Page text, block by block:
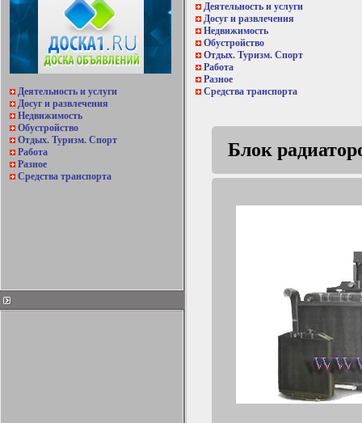
Деятельность и услуги
Досуг и развлечения
Недвижимость
Обустройство
Отдых. Туризм. Спорт
Работа
Разное
Средства транспорта
Деятельность и услуги
Досуг и развлечения
Недвижимость
Обустройство
Отдых. Туризм. Спорт
Работа
Разное
Средства транспорта
Блок